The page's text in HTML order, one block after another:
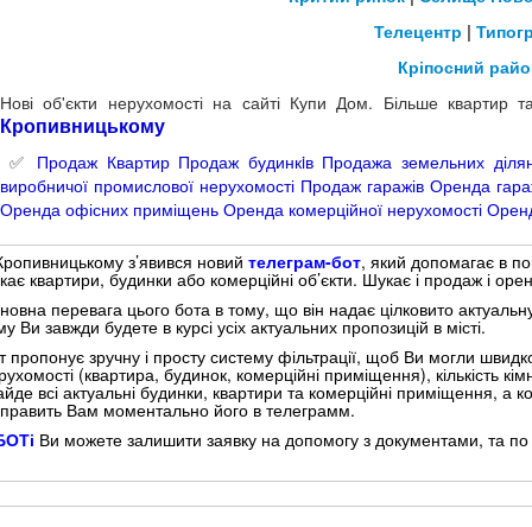
Телецентр |
Кріпосний
Нові об'єкти нерухомості на сайті Купи Дом. Більше
Кропивницькому
✅ Продаж Квартир Продаж будинкiв Продажа земельних
виробничої промислової нерухомості Продаж гаражів Оренда
Оренда офісних приміщень Оренда комерційної нерухомості
з’явився новий телеграм-бот, який допомагає в
квартири, будинки або комерційні об’єкти. Шукає і продаж і
перевага цього бота в тому, що він надає цілковито
Ви завжди будете в курсі усіх актуальних пропозицій в місті.
пропонує зручну і просту систему фільтрації, щоб Ви могли
(квартира, будинок, комерційні приміщення), кількість
всі актуальні будинки, квартири та комерційні приміщення,
Вам моментально його в телеграмм.
Ви можете залишити заявку на допомогу з документами, та по